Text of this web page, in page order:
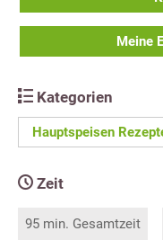
Meine
Kategorien
Hauptspeisen
Zeit
95 min. Gesamtzeit